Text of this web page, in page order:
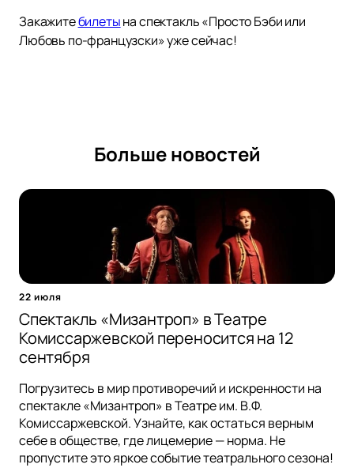
Закажитебилетына спектакль «Просто Бэби или
Любовь по-французски» уже сейчас!
Больше новостей
22 июля
Спектакль «Мизантроп» в Театре
Комиссаржевской переносится на 12
сентября
Погрузитесь в мир противоречий и искренности на
спектакле «Мизантроп» в Театре им. В.Ф.
Комиссаржевской. Узнайте, как остаться верным
себе в обществе, где лицемерие — норма. Не
пропустите это яркое событие театрального сезона!